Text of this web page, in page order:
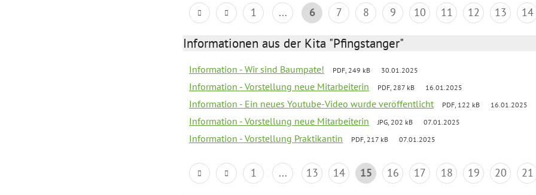
1 ... 6 7 8 9 10 11 12 13 14
Informationen aus der Kita "Pfingstanger"
Information - Wir sind Baumpate! PDF, 249 kB 30.01.2025
Information - Vorstellung neue Mitarbeiterin PDF, 287 kB 16.01.2025
Information - Ein neues Youtube-Video wurde veröffentlicht PDF, 122 kB 16.01.2025
Information - Vorstellung neue Mitarbeiterin JPG, 202 kB 07.01.2025
Information - Vorstellung Praktikantin PDF, 217 kB 07.01.2025
1 ... 13 14 15 16 17 18 19 20 21